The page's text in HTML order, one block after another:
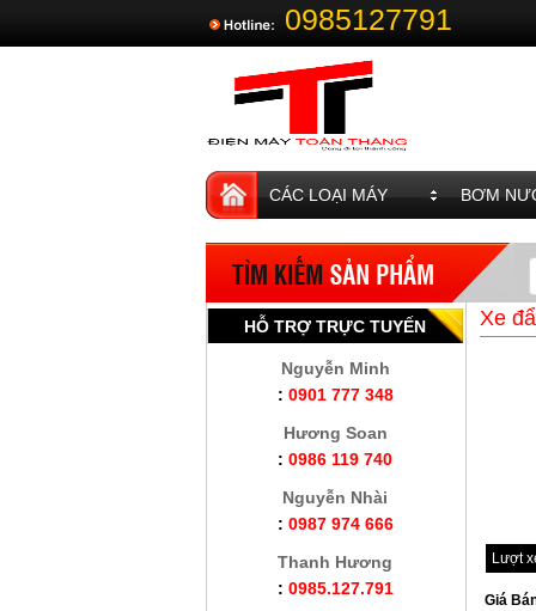
0985127791
CÁC LOẠI MÁY BƠM
Xe
Lượt
Giá
HỖ TRỢ TRỰC TUYẾN
Nguyễn Minh
: 0901 777 348
Hương Soan
: 0986 119 740
Nguyễn Nhài
: 0987 974 666
Thanh Hương
: 0985.127.791